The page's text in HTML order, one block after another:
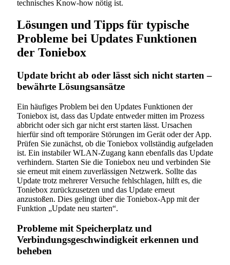
technisches Know-how nötig ist.
Lösungen und Tipps für typische
Probleme bei Updates Funktionen
der Toniebox
Update bricht ab oder lässt sich nicht starten –
bewährte Lösungsansätze
Ein häufiges Problem bei den Updates Funktionen der
Toniebox ist, dass das Update entweder mitten im Prozess
abbricht oder sich gar nicht erst starten lässt. Ursachen
hierfür sind oft temporäre Störungen im Gerät oder der App.
Prüfen Sie zunächst, ob die Toniebox vollständig aufgeladen
ist. Ein instabiler WLAN-Zugang kann ebenfalls das Update
verhindern. Starten Sie die Toniebox neu und verbinden Sie
sie erneut mit einem zuverlässigen Netzwerk. Sollte das
Update trotz mehrerer Versuche fehlschlagen, hilft es, die
Toniebox zurückzusetzen und das Update erneut
anzustoßen. Dies gelingt über die Toniebox-App mit der
Funktion „Update neu starten“.
Probleme mit Speicherplatz und
Verbindungsgeschwindigkeit erkennen und
beheben